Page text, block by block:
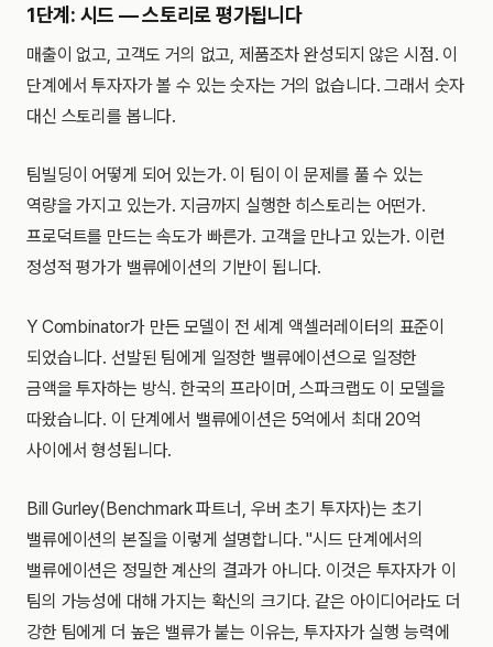
1단계: 시드 — 스토리로 평가됩니다
매출이 없고, 고객도 거의 없고, 제품조차 완성되지 않은 시점. 이
단계에서 투자자가 볼 수 있는 숫자는 거의 없습니다. 그래서 숫자
대신 스토리를 봅니다.
팀빌딩이 어떻게 되어 있는가. 이 팀이 이 문제를 풀 수 있는
역량을 가지고 있는가. 지금까지 실행한 히스토리는 어떤가.
프로덕트를 만드는 속도가 빠른가. 고객을 만나고 있는가. 이런
정성적 평가가 밸류에이션의 기반이 됩니다.
Y Combinator가 만든 모델이 전 세계 액셀러레이터의 표준이
되었습니다. 선발된 팀에게 일정한 밸류에이션으로 일정한
금액을 투자하는 방식. 한국의 프라이머, 스파크랩도 이 모델을
따왔습니다. 이 단계에서 밸류에이션은 5억에서 최대 20억
사이에서 형성됩니다.
Bill Gurley(Benchmark 파트너, 우버 초기 투자자)는 초기
밸류에이션의 본질을 이렇게 설명합니다. "시드 단계에서의
밸류에이션은 정밀한 계산의 결과가 아니다. 이것은 투자자가 이
팀의 가능성에 대해 가지는 확신의 크기다. 같은 아이디어라도 더
강한 팀에게 더 높은 밸류가 붙는 이유는, 투자자가 실행 능력에